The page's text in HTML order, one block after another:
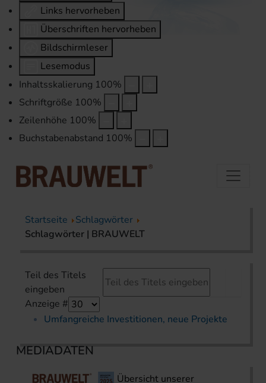
Links hervorheben
Überschriften hervorheben
Bildschirmleser
Lesemodus
Inhaltsskalierung 100%
Schriftgröße 100%
Zeilenhöhe 100%
Buchstabenabstand 100%
Startseite
Schlagwörter
Schlagwörter | BRAUWELT
Teil des Titels
eingeben
Anzeige #
Umfangreiche Investitionen, neue Projekte
MEDIADATEN
Übersicht unserer